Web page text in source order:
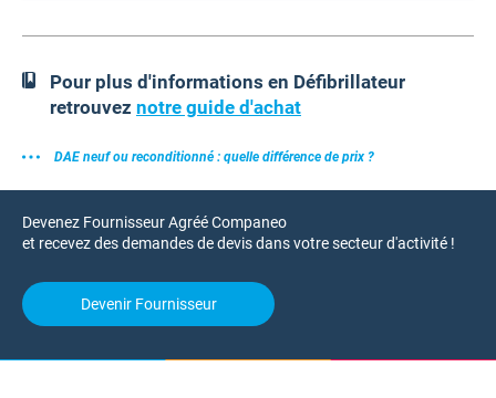
Pour plus d'informations en Défibrillateur
retrouvez notre guide d'achat
DAE neuf ou reconditionné : quelle différence de prix ?
Devenez Fournisseur Agréé Companeo
et recevez des demandes de devis dans votre secteur d'activité !
Devenir Fournisseur